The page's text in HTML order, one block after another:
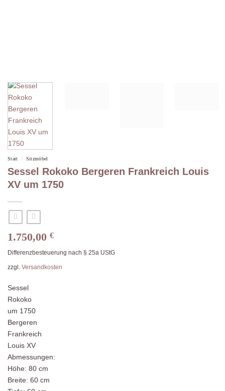
Start / Sitzmöbel
Sessel Rokoko Bergeren Frankreich Louis
XV um 1750
1.750,00 €
Differenzbesteuerung nach § 25a UStG
zzgl. Versandkosten
Sessel
Rokoko
um 1750
Bergeren
Frankreich
Louis XV
Abmessungen:
Höhe: 80 cm
Breite: 60 cm